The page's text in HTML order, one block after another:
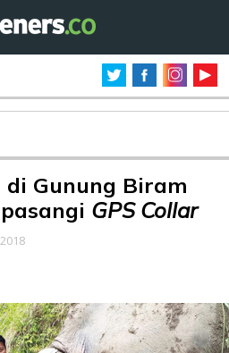
di Gunung Biram
GPS Collar